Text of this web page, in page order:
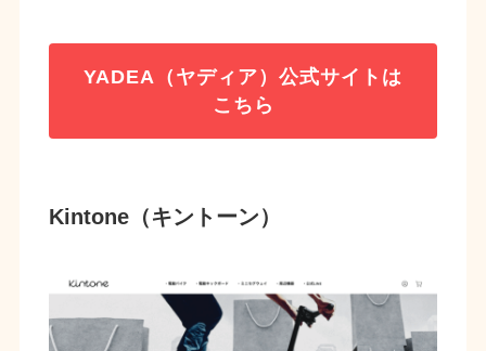
YADEA（ヤディア）公式サイトは
こちら
Kintone（キントーン）